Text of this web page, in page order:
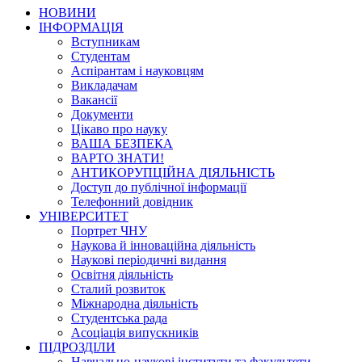
НОВИНИ
ІНФОРМАЦІЯ
Вступникам
Студентам
Аспірантам і науковцям
Викладачам
Вакансії
Документи
Цікаво про науку
ВАША БЕЗПЕКА
ВАРТО ЗНАТИ!
АНТИКОРУПЦІЙНА ДІЯЛЬНІСТЬ
Доступ до публічної інформації
Телефонний довідник
УНІВЕРСИТЕТ
Портрет ЧНУ
Наукова й інноваційна діяльність
Наукові періодичні видання
Освітня діяльність
Сталий розвиток
Міжнародна діяльність
Студентська рада
Асоціація випускників
ПІДРОЗДІЛИ